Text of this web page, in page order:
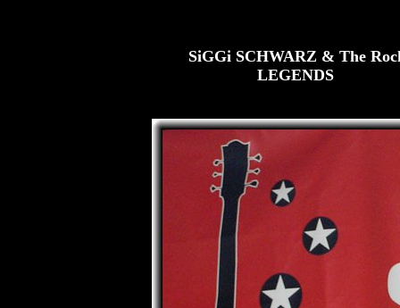
SiGGi SCHWARZ & The
LEGENDS